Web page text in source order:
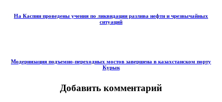
На Каспии проведены учения по ликвидации разлива нефти и чрезвычайных
ситуаций
Модернизация подъемно-переходных мостов завершена в казахстанском порту
Курык
Добавить комментарий